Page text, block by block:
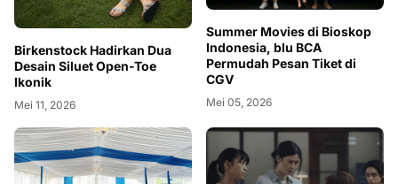
Birkenstock Hadirkan Dua
Desain Siluet Open-Toe
Ikonik
Mei 11, 2026
Summer Movies di Bioskop
Indonesia, blu BCA
Permudah Pesan Tiket di
CGV
Mei 05, 2026